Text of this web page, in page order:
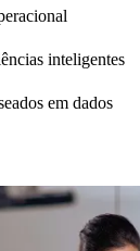
inteligentes
em dados